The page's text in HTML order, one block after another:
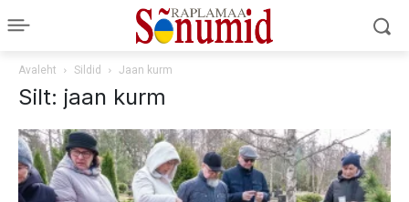
Avaleht Sildid Jaan kurm
Silt: jaan kurm